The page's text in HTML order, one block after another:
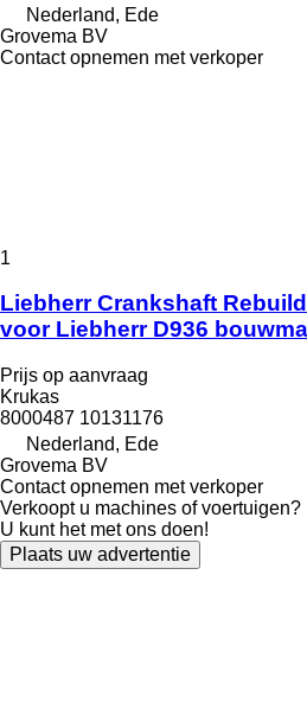
Nederland, Ede
Grovema BV
Contact opnemen met verkoper
1
Liebherr Crankshaft
voor Liebherr D936
Prijs op aanvraag
Krukas
8000487 10131176
Nederland, Ede
Grovema BV
Contact opnemen met verkoper
Verkoopt u machines of voertuigen?
U kunt het met ons doen!
Plaats uw advertentie